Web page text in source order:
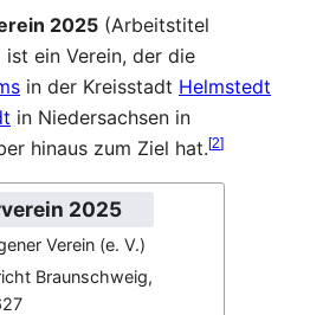
2025 (Arbeitstitel
ist ein Verein, der die
in der Kreisstadt Helmstedt
in Niedersachsen in
hinaus zum Ziel hat.[2]
2025
Verein (e. V.)
Braunschweig,